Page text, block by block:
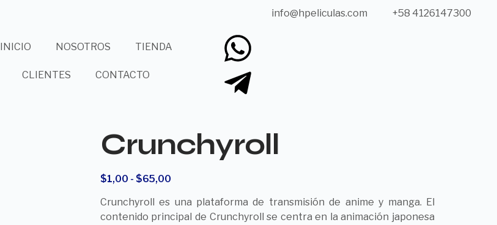
info@hpeliculas.com +58 4126147300
INICIO NOSOTROS TIENDA
CLIENTES CONTACTO
Crunchyroll
$1,00 - $65,00
Crunchyroll es una plataforma de transmisión de anime y manga. El
contenido principal de Crunchyroll se centra en la animación japonesa